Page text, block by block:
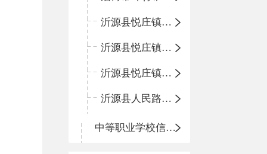
沂源县悦庄镇青龙山小学
沂源县悦庄镇鲍庄完小
沂源县悦庄镇赵庄小学
沂源县人民路小学
中等职业学校信息公开